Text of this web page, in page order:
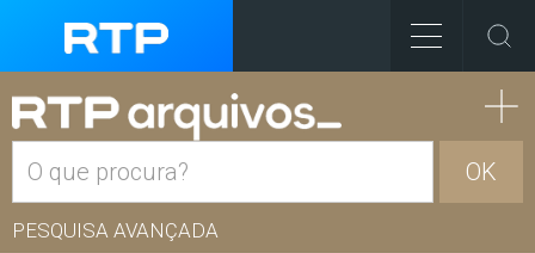
OK
PESQUISA AVANÇADA